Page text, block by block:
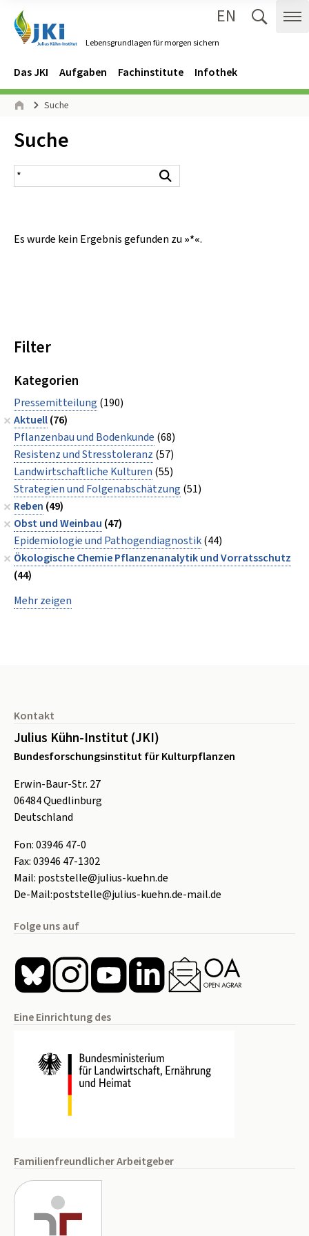
Lebensgrundlagen für morgen sichern
EN
Navigation
Hauptmenü
Das JKI Aufgaben Fachinstitute Infothek
Seitenpfad
Suche
Inhalt:
Suche
Suchergebnis
Es wurde kein Ergebnis gefunden zu »*«.
Filter
Kategorien
Pressemitteilung (190)
Aktuell(76)
Pflanzenbau und Bodenkunde (68)
Resistenz und Stresstoleranz (57)
Landwirtschaftliche Kulturen (55)
Strategien und Folgenabschätzung (51)
Reben (49)
Obst und Weinbau (47)
Epidemiologie und Pathogendiagnostik(44)
Ökologische Chemie Pflanzenanalytik und Vorratsschutz
(44)
Mehr zeigen
Kontakt
Julius Kühn-Institut (JKI)
Bundesforschungsinstitut für Kulturpflanzen
Erwin-Baur-Str. 27
06484Quedlinburg
Deutschland
Fon:03946 47-0
Fax:03946 47-1302
Mail: poststelle@julius-kuehn.de
De-Mail:poststelle@julius-kuehn.de-mail.de
Folge uns auf
Eine Einrichtung des
Familienfreundlicher Arbeitgeber